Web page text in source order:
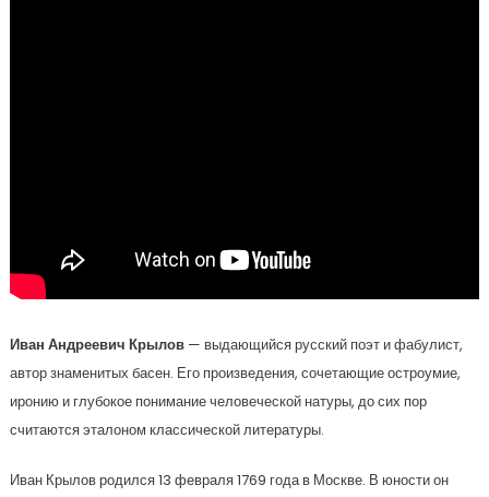
Иван Андреевич Крылов— выдающийся русский поэт и фабулист,
автор знаменитых басен. Его произведения, сочетающие остроумие,
иронию и глубокое понимание человеческой натуры, до сих пор
считаются эталоном классической литературы.
Иван Крылов родился 13 февраля 1769 года в Москве. В юности он